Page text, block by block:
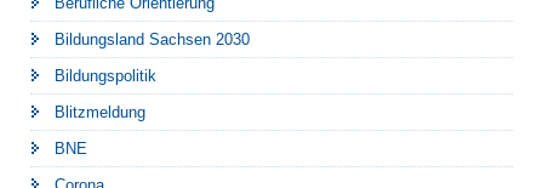
Bildungsland Sachsen 2030
Bildungspolitik
Blitzmeldung
BNE
Corona